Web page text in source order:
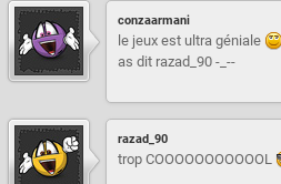
conzaarmani
le jeux est ultra géniale
as dit razad_90 -_--
razad_90
trop COOOOOOOOOOOL